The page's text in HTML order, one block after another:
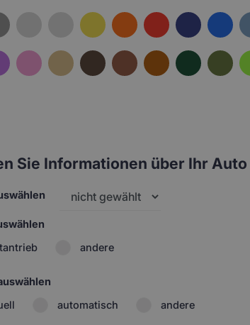
Sie Informationen über Ihr Auto
andere
automatisch andere